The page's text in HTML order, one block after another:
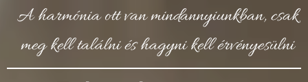
A harmónia ott van mindannyiunkban, csak
meg kell találni és hagyni kell érvényesülni